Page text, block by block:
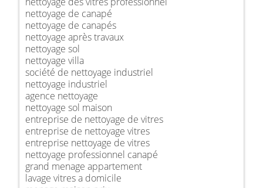
nettoyage de canapé
nettoyage de canapés
nettoyage après travaux
nettoyage sol
nettoyage villa
société de nettoyage industriel
nettoyage industriel
agence nettoyage
nettoyage sol maison
entreprise de nettoyage de vitres
entreprise de nettoyage vitres
entreprise nettoyage de vitres
nettoyage professionnel canapé
grand menage appartement
lavage vitres a domicile